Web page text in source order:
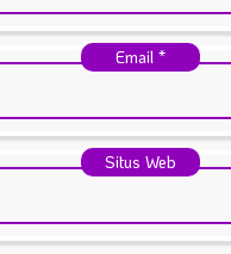
Email *
Situs Web